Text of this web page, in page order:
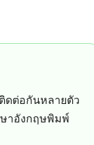
ดต่อกันหลายตัว
าอังกฤษพิมพ์